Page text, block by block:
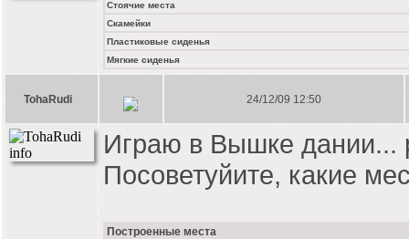
Стоячие места
Скамейки
Пластиковые сиденья
Мягкие сиденья
TohaRudi 24/12/09 12:50
Играю в Вышке дании...
Посоветуйите, какие
Построенные места